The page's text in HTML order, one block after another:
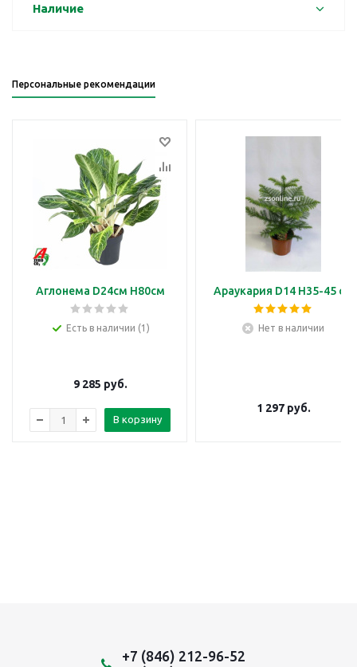
Наличие
Персональные рекомендации
Аглонема D24см H80см
Есть в наличии (1)
9 285 руб.
В корзину
Араукария D14 H35-45 см
Нет в наличии
1 297руб.
+7 (846) 212-96-52